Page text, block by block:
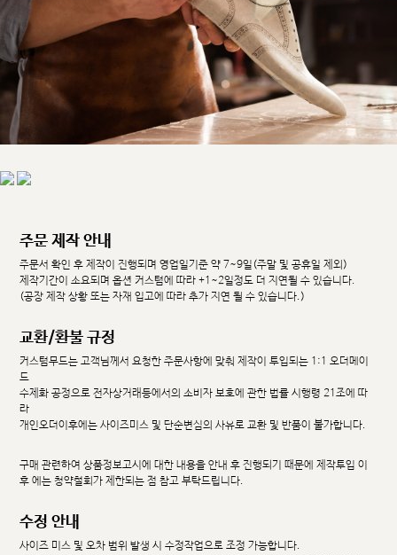
주문 제작 안내
주문서 확인 후 제작이 진행되며 영업일기준 약 7~9일(주말 및 공휴일 제외)
제작기간이 소요되며 옵션 커스텀에 따라 +1~2일정도 더 지연될 수 있습니다.
(공장 제작 상황 또는 자재 입고에 따라 추가 지연 될 수 있습니다.)
교환/환불 규정
커스텀무드는 고객님께서 요청한 주문사항에 맞춰 제작이 투입되는 1:1 오더메이
드
수제화 공정으로 전자상거래등에서의 소비자 보호에 관한 법률 시행령 21조에 따
라
개인오더이후에는 사이즈미스 및 단순변심의 사유로 교환 및 반품이 불가합니다.
구매 관련하여 상품정보고시에 대한 내용을 안내 후 진행되기 때문에 제작투입 이
후 에는 청약철회가 제한되는 점 참고 부탁드립니다.
수정 안내
사이즈 미스 및 오차 범위 발생 시 수정작업으로 조정 가능합니다.